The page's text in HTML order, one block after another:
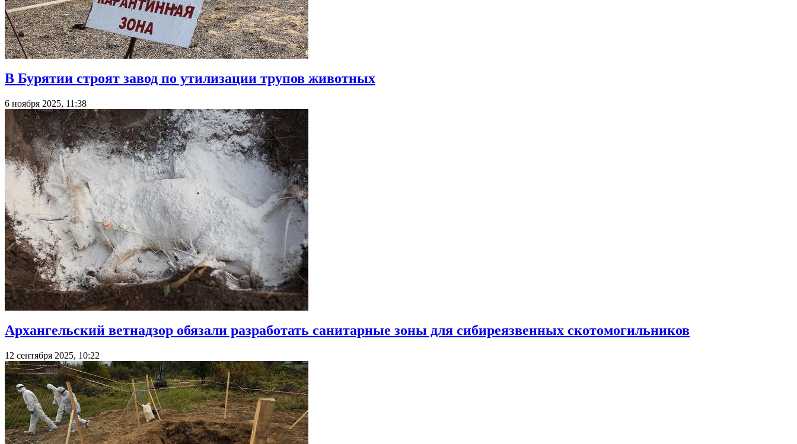
В Бурятии строят завод по утилизации трупов животных
6 ноября 2025, 11:38
Архангельский ветнадзор обязали разработать санитарные зоны для сибиреязвенных скотомогильников
12 сентября 2025, 10:22